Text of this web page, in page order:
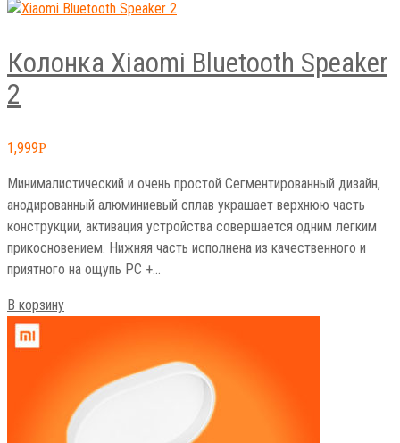
Колонка Xiaomi Bluetooth Speaker
2
1,999Р
Минималистический и очень простой Сегментированный дизайн,
анодированный алюминиевый сплав украшает верхнюю часть
конструкции, активация устройства совершается одним легким
прикосновением. Нижняя часть исполнена из качественного и
приятного на ощупь PC +…
В корзину